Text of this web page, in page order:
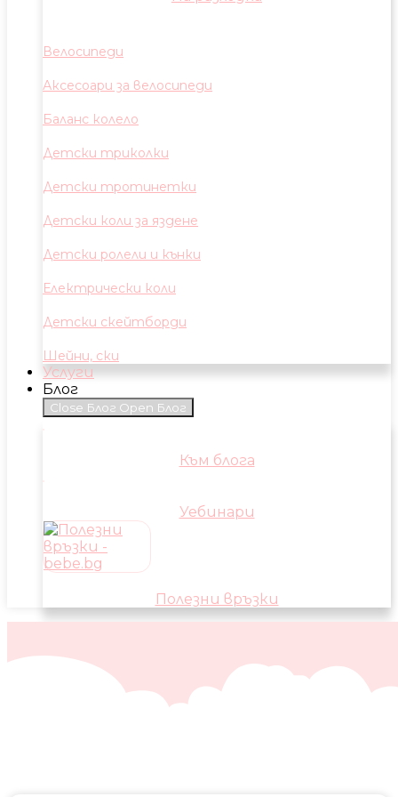
Велосипеди
Аксесоари за велосипеди
Баланс колело
Детски триколки
Детски тротинетки
Детски коли за яздене
Детски ролели и кънки
Електрически коли
Детски скейтборди
Шейни, ски
Услуги
Блог
Close Блог Open Блог
Към блога
Уебинари
Полезни връзки